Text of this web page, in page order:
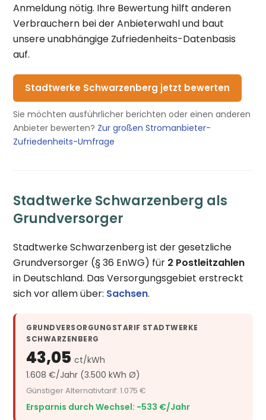
Anmeldung nötig. Ihre Bewertung hilft anderen
Verbrauchern bei der Anbieterwahl und baut
unsere unabhängige Zufriedenheits-Datenbasis
auf.
Stadtwerke Schwarzenberg jetzt bewerten
Sie möchten ausführlicher berichten oder einen anderen
Anbieter bewerten? Zur großen Stromanbieter-
Zufriedenheits-Umfrage
Stadtwerke Schwarzenberg als
Grundversorger
Stadtwerke Schwarzenberg ist der gesetzliche
Grundversorger (§ 36 EnWG) für 2 Postleitzahlen
in Deutschland. Das Versorgungsgebiet erstreckt
sich vor allem über: Sachsen.
GRUNDVERSORGUNGSTARIF STADTWERKE
SCHWARZENBERG
43,05ct/kWh
1.608 €/Jahr (3.500 kWh Ø)
Günstiger Alternativtarif: 1.075 €
Ersparnis durch Wechsel: −533 €/Jahr